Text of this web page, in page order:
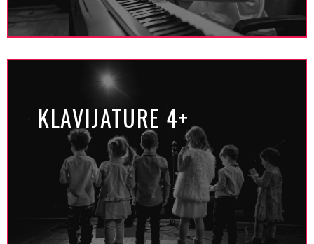
KLAVIJATURE 4+